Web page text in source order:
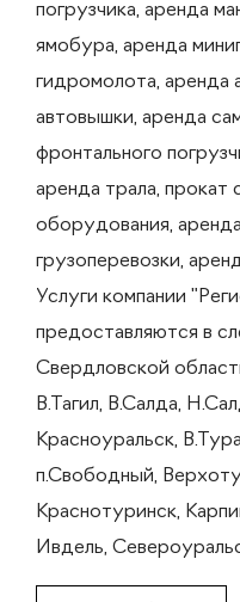
погрузчика, аренда
ямобура, аренда
гидромолота, аренда
автовышки, аренда
фронтального
аренда трала, прокат
оборудования,
грузоперевозки,
Услуги компании
предоставляются в
Свердловской
В.Тагил, В.Салда,
Красноуральск,
п.Свободный,
Краснотуринск,
Ивдель,